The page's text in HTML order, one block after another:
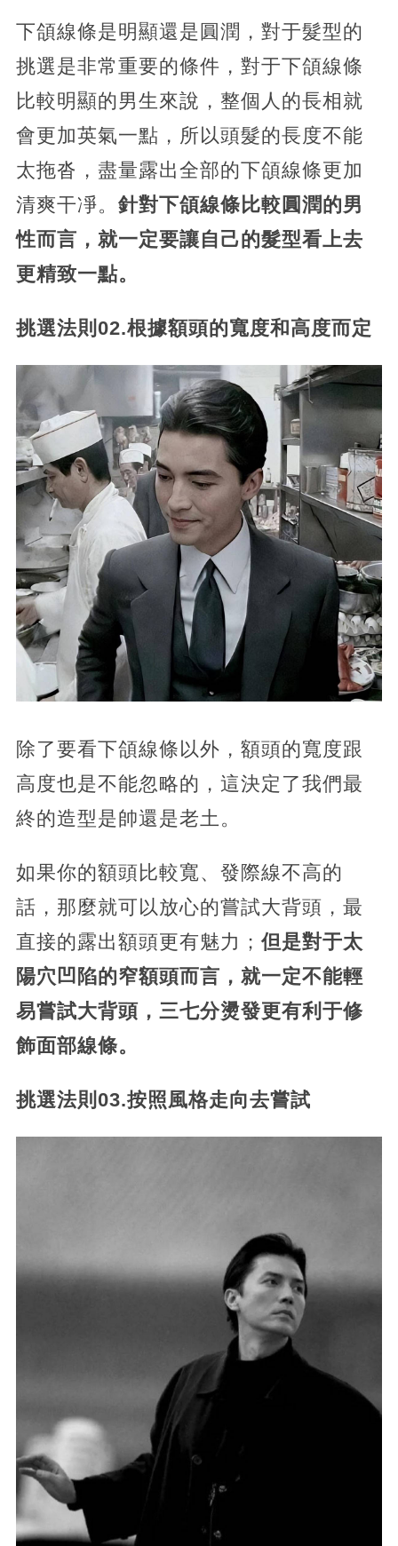
下頜線條是明顯還是圓潤，對于髮型的
挑選是非常重要的條件，對于下頜線條
比較明顯的男生來說，整個人的長相就
會更加英氣一點，所以頭髮的長度不能
太拖沓，盡量露出全部的下頜線條更加
清爽干凈。 針對下頜線條比較圓潤的男
性而言，就一定要讓自己的髮型看上去
更精致一點。
挑選法則02.根據額頭的寬度和高度而定
除了要看下頜線條以外，額頭的寬度跟
高度也是不能忽略的，這決定了我們最
終的造型是帥還是老土。
如果你的額頭比較寬、發際線不高的
話，那麼就可以放心的嘗試大背頭，最
直接的露出額頭更有魅力； 但是對于太
陽穴凹陷的窄額頭而言，就一定不能輕
易嘗試大背頭，三七分燙發更有利于修
飾面部線條。
挑選法則03.按照風格走向去嘗試